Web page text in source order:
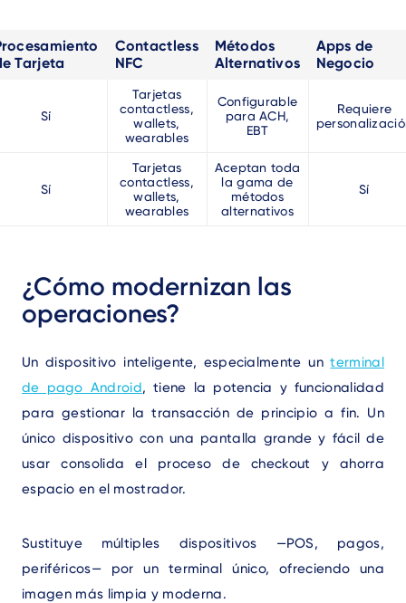
Tarjeta
Contactless
NFC
Métodos
Alternativos
Apps de
Negocio
Sí
Tarjetas
contactless,
wallets,
wearables
Configurable
para ACH,
EBT
Requiere
Sí
Tarjetas
contactless,
wallets,
wearables
Aceptan toda
la gama de
métodos
alternativos
Sí
¿Cómo modernizan las
operaciones?
Un dispositivo inteligente, especialmente unterminal
de pago Android, tiene la potencia y funcionalidad
para gestionar la transacción de principio a fin. Un
único dispositivo con una pantalla grande y fácil de
usar consolida el proceso de checkout y ahorra
espacio en el mostrador.
Sustituye múltiples dispositivos —POS, pagos,
periféricos— por un terminal único, ofreciendo una
imagen más limpia y moderna.